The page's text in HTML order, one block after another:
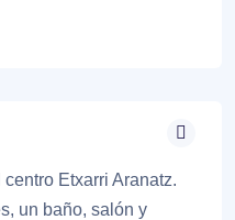
Etxarri Aranatz.
un baño, salón y